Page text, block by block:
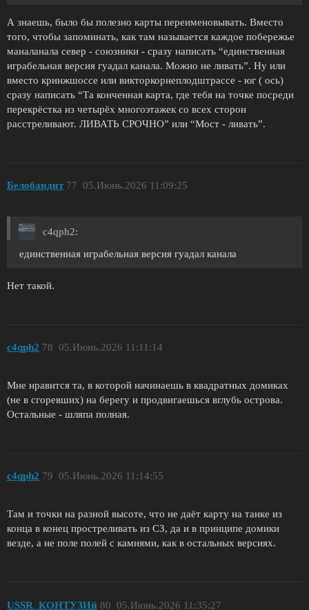
А знаешь, было бы полезно карты переименовывать. Вместо
того, чтобы запоминать, как там называется каждое побережье
маналанала север - союзники - сразу написать “единственная
играбельная версия гуадал канала. Можно не ливать”. Ну или
вместо кринжшоссе или викторкорнеплодштрассе - юг ( ось)
сразу написать “Та конченная карта, где тебя на точке посреди
перекрёстка из четырёх многоэтажек со всех сторон
расстреливают. ЛИВАТЬ СРОЧНО” или “Мост - ливать”.
Белобандит 05.Июнь.2026 11:09:25
77
c4qph2:
единственная играбельная версия гуадал канала
Нет такой.
c4qph2 05.Июнь.2026 11:11:14
78
Мне нравится та, в которой начинаешь в квадратных домиках
(не в сгоревших) на берегу и продвигаешься вглубь острова.
Остальные - шляпа полная.
c4qph2 05.Июнь.2026 11:14:55
79
Там и точки на разной высоте, что не даёт карту на танке из
конца в конец простреливать из СЗ, да и в принципе домики
везде, а не поле полей с камнями, как в остальных версиях.
USSR_КОНТУЗИй 05.Июнь.2026 11:35:27
80